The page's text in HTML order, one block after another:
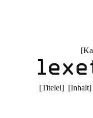
[
[Titelei] [Inhalt